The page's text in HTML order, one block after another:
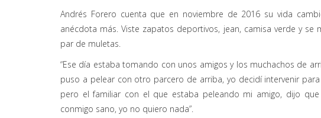
Andrés Forero cuenta que en noviembre de 2016 su vida
anécdota más. Viste zapatos deportivos, jean, camisa verde y
par de muletas.
“Ese día estaba tomando con unos amigos y los muchachos de
puso a pelear con otro parcero de arriba, yo decidí intervenir
pero el familiar con el que estaba peleando mi amigo, dijo
conmigo sano, yo no quiero nada”.